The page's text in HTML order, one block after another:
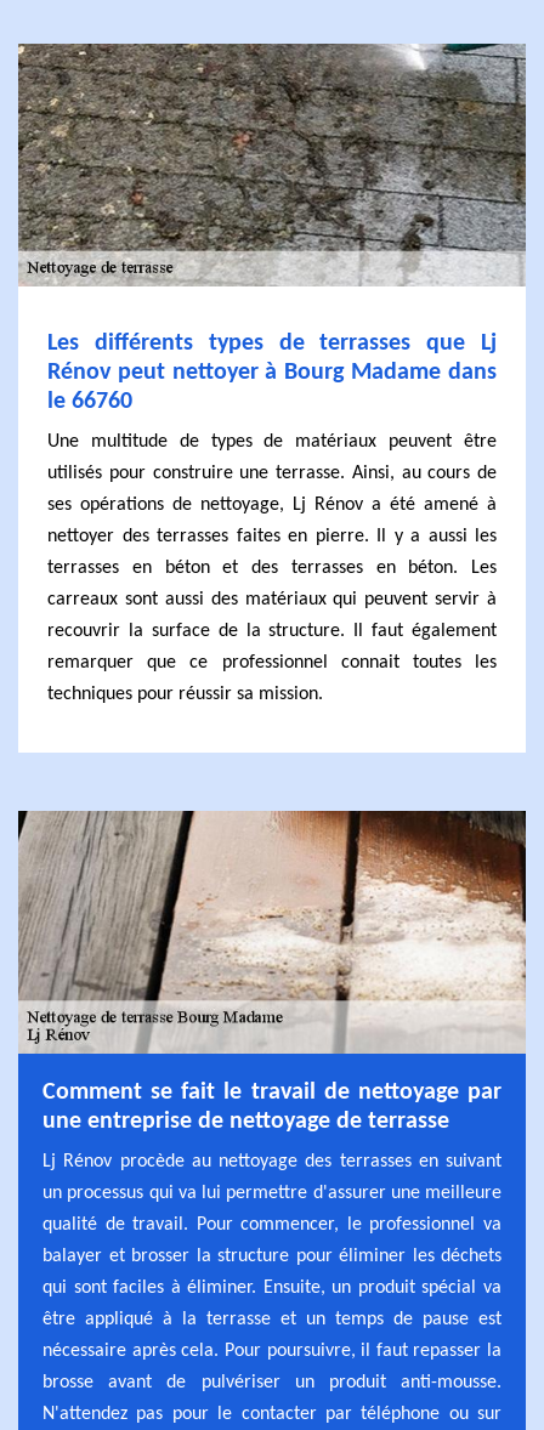
Les différents types de terrasses que Lj
Rénov peut nettoyer à Bourg Madame dans
le 66760
Une multitude de types de matériaux peuvent être
utilisés pour construire une terrasse. Ainsi, au cours de
ses opérations de nettoyage, Lj Rénov a été amené à
nettoyer des terrasses faites en pierre. Il y a aussi les
terrasses en béton et des terrasses en béton. Les
carreaux sont aussi des matériaux qui peuvent servir à
recouvrir la surface de la structure. Il faut également
remarquer que ce professionnel connait toutes les
techniques pour réussir sa mission.
Comment se fait le travail de nettoyage par
une entreprise de nettoyage de terrasse
Lj Rénov procède au nettoyage des terrasses en suivant
un processus qui va lui permettre d'assurer une meilleure
qualité de travail. Pour commencer, le professionnel va
balayer et brosser la structure pour éliminer les déchets
qui sont faciles à éliminer. Ensuite, un produit spécial va
être appliqué à la terrasse et un temps de pause est
nécessaire après cela. Pour poursuivre, il faut repasser la
brosse avant de pulvériser un produit anti-mousse.
N'attendez pas pour le contacter par téléphone ou sur